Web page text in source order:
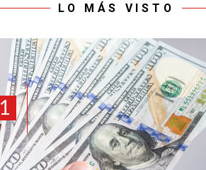
LO MÁS VISTO
1